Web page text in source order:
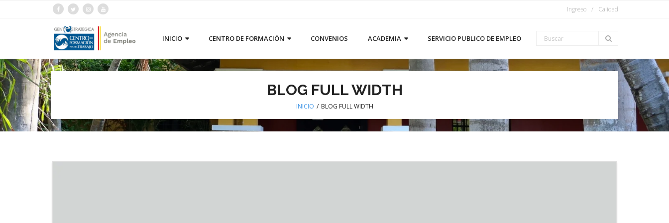
Ingreso Calidad
INICIO CENTRO DE FORMACIÓN CONVENIOS ACADEMIA SERVICIO PUBLICO DE EMPLEO
BLOG FULL WIDTH
INICIO / BLOG FULL WIDTH